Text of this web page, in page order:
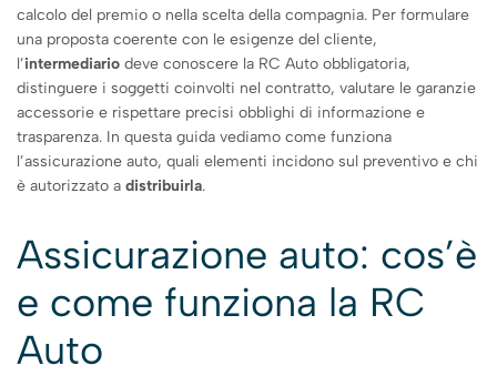
calcolo del premio o nella scelta della compagnia. Per formulare
una proposta coerente con le esigenze del cliente,
l’intermediario deve conoscere la RC Auto obbligatoria,
distinguere i soggetti coinvolti nel contratto, valutare le garanzie
accessorie e rispettare precisi obblighi di informazione e
trasparenza. In questa guida vediamo come funziona
l’assicurazione auto, quali elementi incidono sul preventivo e chi
è autorizzato a distribuirla.
Assicurazione auto: cos’è
e come funziona la RC
Auto